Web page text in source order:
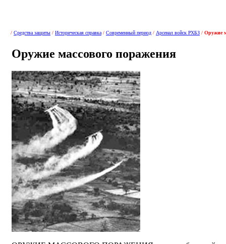
/ Средства защиты / Историческая справка / Современный период / Арсенал войск РХБЗ / Оружие
Оружие массового поражения